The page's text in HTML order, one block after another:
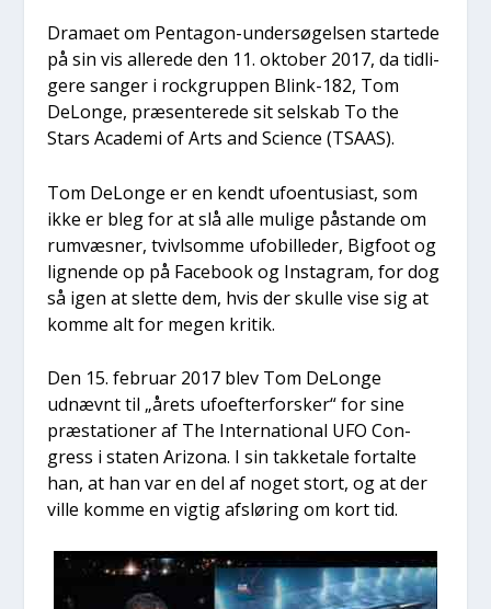
Dra­ma­et om Pen­ta­gon-under­sø­gel­sen star­te­de
på sin vis alle­re­de den 11. okto­ber 2017, da tid­li­
ge­re san­ger i rock­grup­pen Blink-182, Tom
DeLon­ge, præ­sen­te­re­de sit sel­skab To the
Stars Aca­de­mi of Arts and Sci­en­ce (TSAAS).
Tom DeLon­ge er en kendt ufo­en­tu­si­ast, som
ikke er bleg for at slå alle muli­ge påstan­de om
rumvæs­ner, tvivls­om­me ufo­bil­le­der, Big­foot og
lig­nen­de op på Face­book og Ins­ta­gram, for dog
så igen at slet­te dem, hvis der skul­le vise sig at
kom­me alt for megen kri­tik.
Den 15. febru­ar 2017 blev Tom DeLon­ge
udnævnt til „årets ufo­ef­ter­for­sker“ for sine
præ­sta­tio­ner af The Inter­na­tio­nal UFO Con­
gress i sta­ten Arizo­na. I sin tak­ket­a­le for­tal­te
han, at han var en del af noget stort, og at der
vil­le kom­me en vig­tig afslø­ring om kort tid.